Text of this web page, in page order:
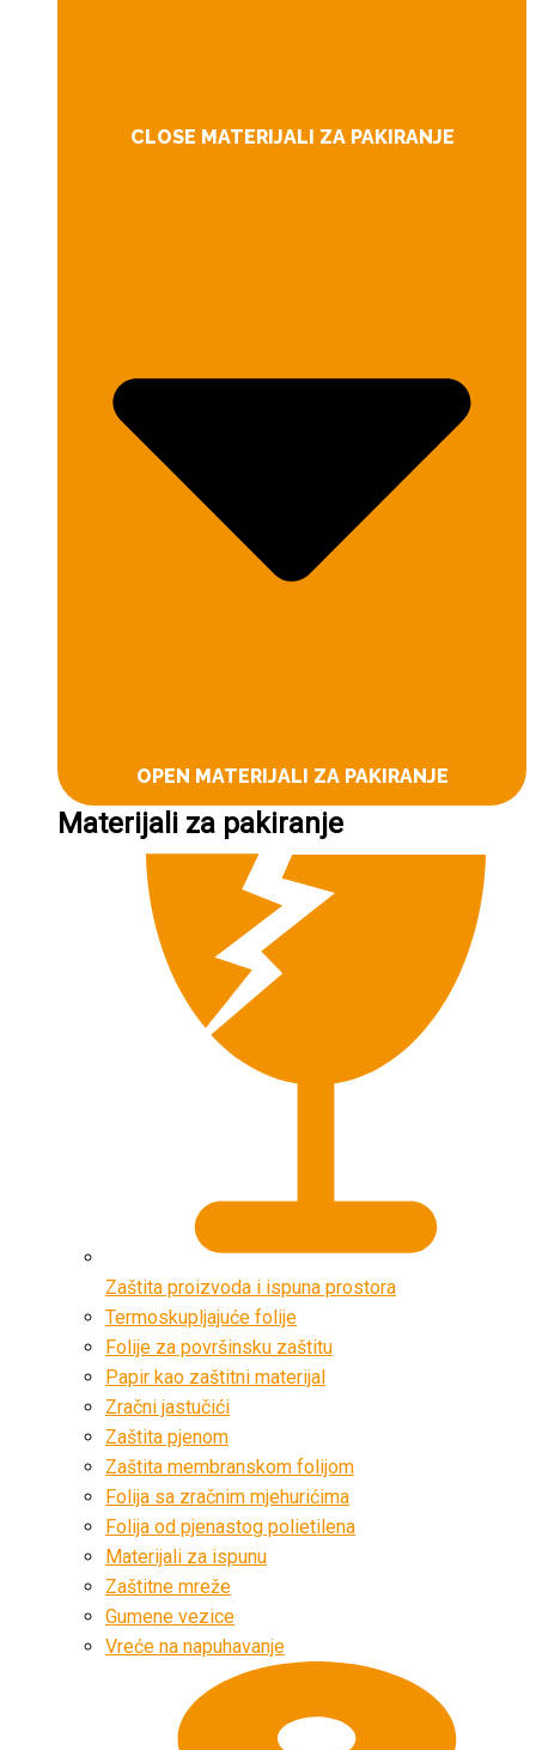
CLOSE MATERIJALI ZA PAKIRANJE
OPEN MATERIJALI ZA PAKIRANJE
Materijali za pakiranje
Zaštita proizvoda i ispuna prostora
Termoskupljajuće folije
Folije za površinsku zaštitu
Papir kao zaštitni materijal
Zračni jastučići
Zaštita pjenom
Zaštita membranskom folijom
Folija sa zračnim mjehurićima
Folija od pjenastog polietilena
Materijali za ispunu
Zaštitne mreže
Gumene vezice
Vreće na napuhavanje